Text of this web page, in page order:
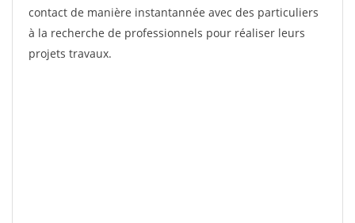
contact de manière instantannée avec des particuliers
à la recherche de professionnels pour réaliser leurs
projets travaux.